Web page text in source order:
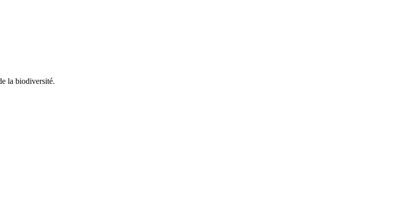
la biodiversité.